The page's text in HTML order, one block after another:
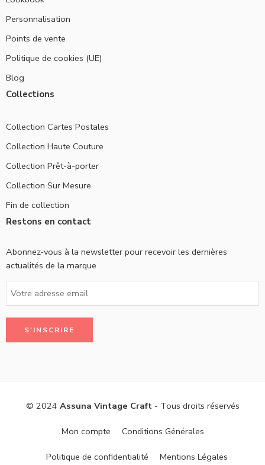
Personnalisation
Points de vente
Politique de cookies (UE)
Blog
Collections
Collection Cartes Postales
Collection Haute Couture
Collection Prêt-à-porter
Collection Sur Mesure
Fin de collection
Restons en contact
Abonnez-vous à la newsletter pour recevoir les dernières
actualités de la marque
© 2024 Assuna Vintage Craft- Tous droits réservés
Mon compte Conditions Générales
Politique de confidentialité Mentions Légales